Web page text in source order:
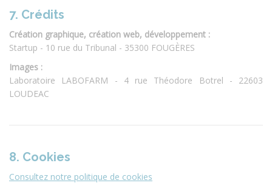
7. Crédits
Création graphique, création web, développement :
Startup - 10 rue du Tribunal - 35300 FOUGÈRES
Images :
Laboratoire LABOFARM - 4 rue Théodore Botrel - 22603
LOUDEAC
8. Cookies
Consultez notre politique de cookies